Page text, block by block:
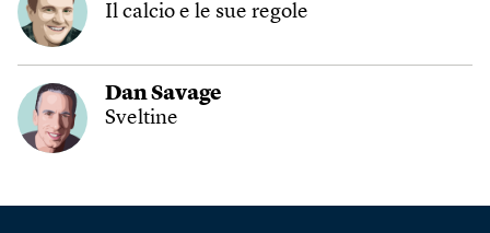
Il calcio e le sue regole
Dan Savage
Sveltine